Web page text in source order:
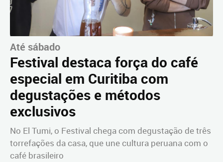
Até sábado
Festival destaca força do café
especial em Curitiba com
degustações e métodos
exclusivos
No El Tumi, o Festival chega com degustação de três
torrefações da casa, que une cultura peruana com o
café brasileiro